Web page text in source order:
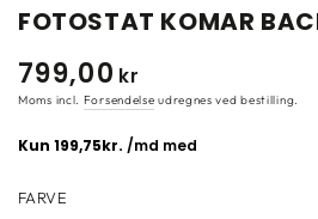
FOTOSTAT KOMAR
Normal
pris
799,00 kr
Moms incl. Forsendelse udregnes ved bestilling.
FARVE